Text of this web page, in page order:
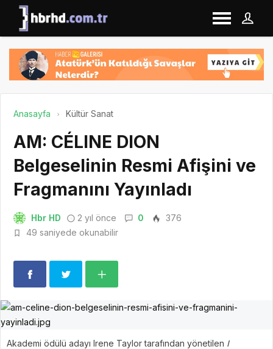
Anasayfa Kültür Sanat
AM: CÉLINE DION
Belgeselinin Resmi Afişini ve
Fragmanını Yayınladı
Hbr HD 2 yıl önce 0
376
49 saniyede okunabilir
Akademi ödülü adayı Irene Taylor tarafından yönetilen I